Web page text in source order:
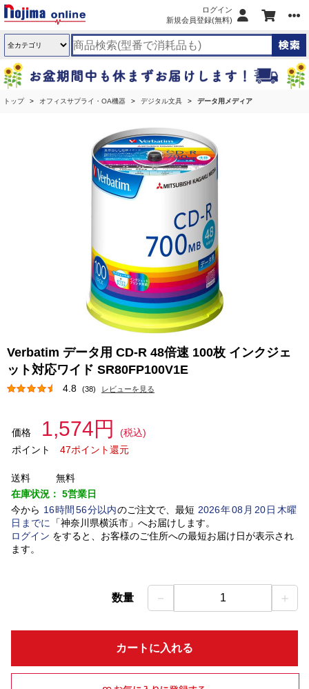
ログイン
新規会員登録(無料)
トップ オフィスサプライ・OA機器 デジタル文具 データ用メディア
Verbatim データ用 CD-R 48倍速 100枚 インクジェ
ット対応ワイド SR80FP100V1E
4.8 (38) レビューを見る
価格 1,574円
(税込)
ポイント
47ポイント還元
送料
無料
在庫状況： 5営業日
今から 16時間 56分以内のご注文で、最短 2026年08 月 20日木曜
日 までに 「神奈川県横浜市」 へお届けします。
ログイン をすると、お客様のご住所への最短お届け日が表示され
ます。
数量 － 1 ＋
カートに入れる